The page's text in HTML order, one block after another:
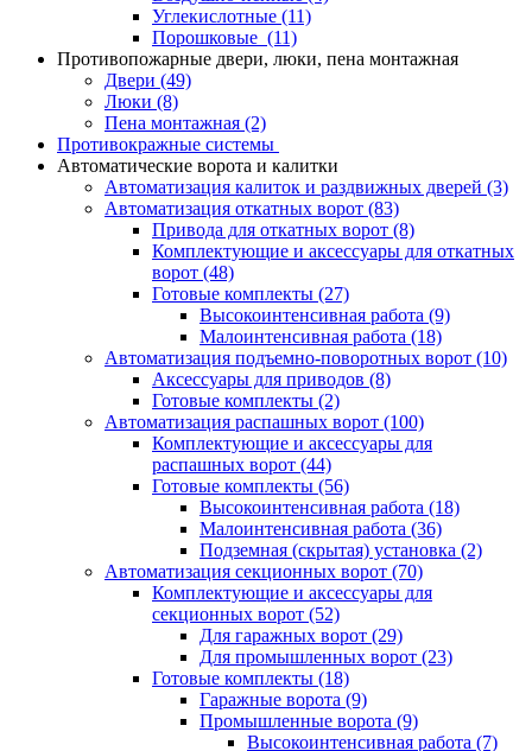
Углекислотные (11)
Порошковые (11)
Противопожарные двери, люки, пена монтажная
Двери (49)
Люки (8)
Пена монтажная (2)
Противокражные системы
Автоматические ворота и калитки
Автоматизация калиток и раздвижных дверей (3)
Автоматизация откатных ворот (83)
Привода для откатных ворот (8)
Комплектующие и аксессуары для откатных
ворот (48)
Готовые комплекты (27)
Высокоинтенсивная работа (9)
Малоинтенсивная работа (18)
Автоматизация подъемно-поворотных ворот (10)
Аксессуары для приводов (8)
Готовые комплекты (2)
Автоматизация распашных ворот (100)
Комплектующие и аксессуары для
распашных ворот (44)
Готовые комплекты (56)
Высокоинтенсивная работа (18)
Малоинтенсивная работа (36)
Подземная (скрытая) установка (2)
Автоматизация секционных ворот (70)
Комплектующие и аксессуары для
секционных ворот (52)
Для гаражных ворот (29)
Для промышленных ворот (23)
Готовые комплекты (18)
Гаражные ворота (9)
Промышленные ворота (9)
Высокоинтенсивная работа (7)